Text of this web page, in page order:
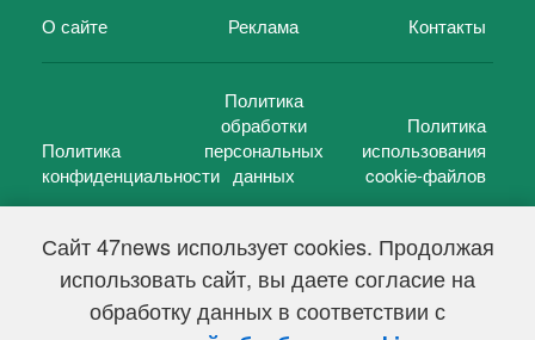
Сайт 47news использует cookies. Продолжая
использовать сайт, вы даете согласие на
обработку данных в соответствии с
О сайте Реклама Контакты
Политика
конфиденциальности
Политика
обработки
персональных
данных
Политика
использования
cookie-файлов
47 новостей (47 news)2005 — 2026 г.
Свидетельство о регистрации СМИ Эл № ФС 77-39848, выдано
Федеральной службой по надзору в сфере связи,